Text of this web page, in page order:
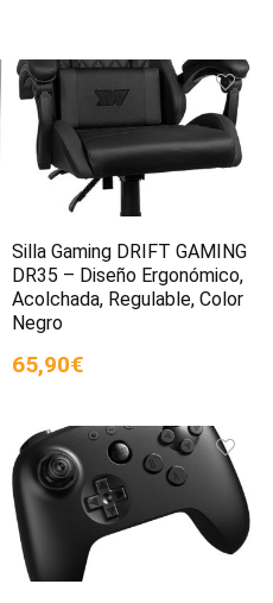
Silla Gaming DRIFT GAMING
DR35 – Diseño Ergonómico,
Acolchada, Regulable, Color
Negro
65,90€